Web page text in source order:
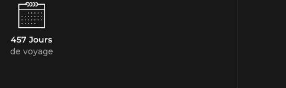
457 Jours
de voyage